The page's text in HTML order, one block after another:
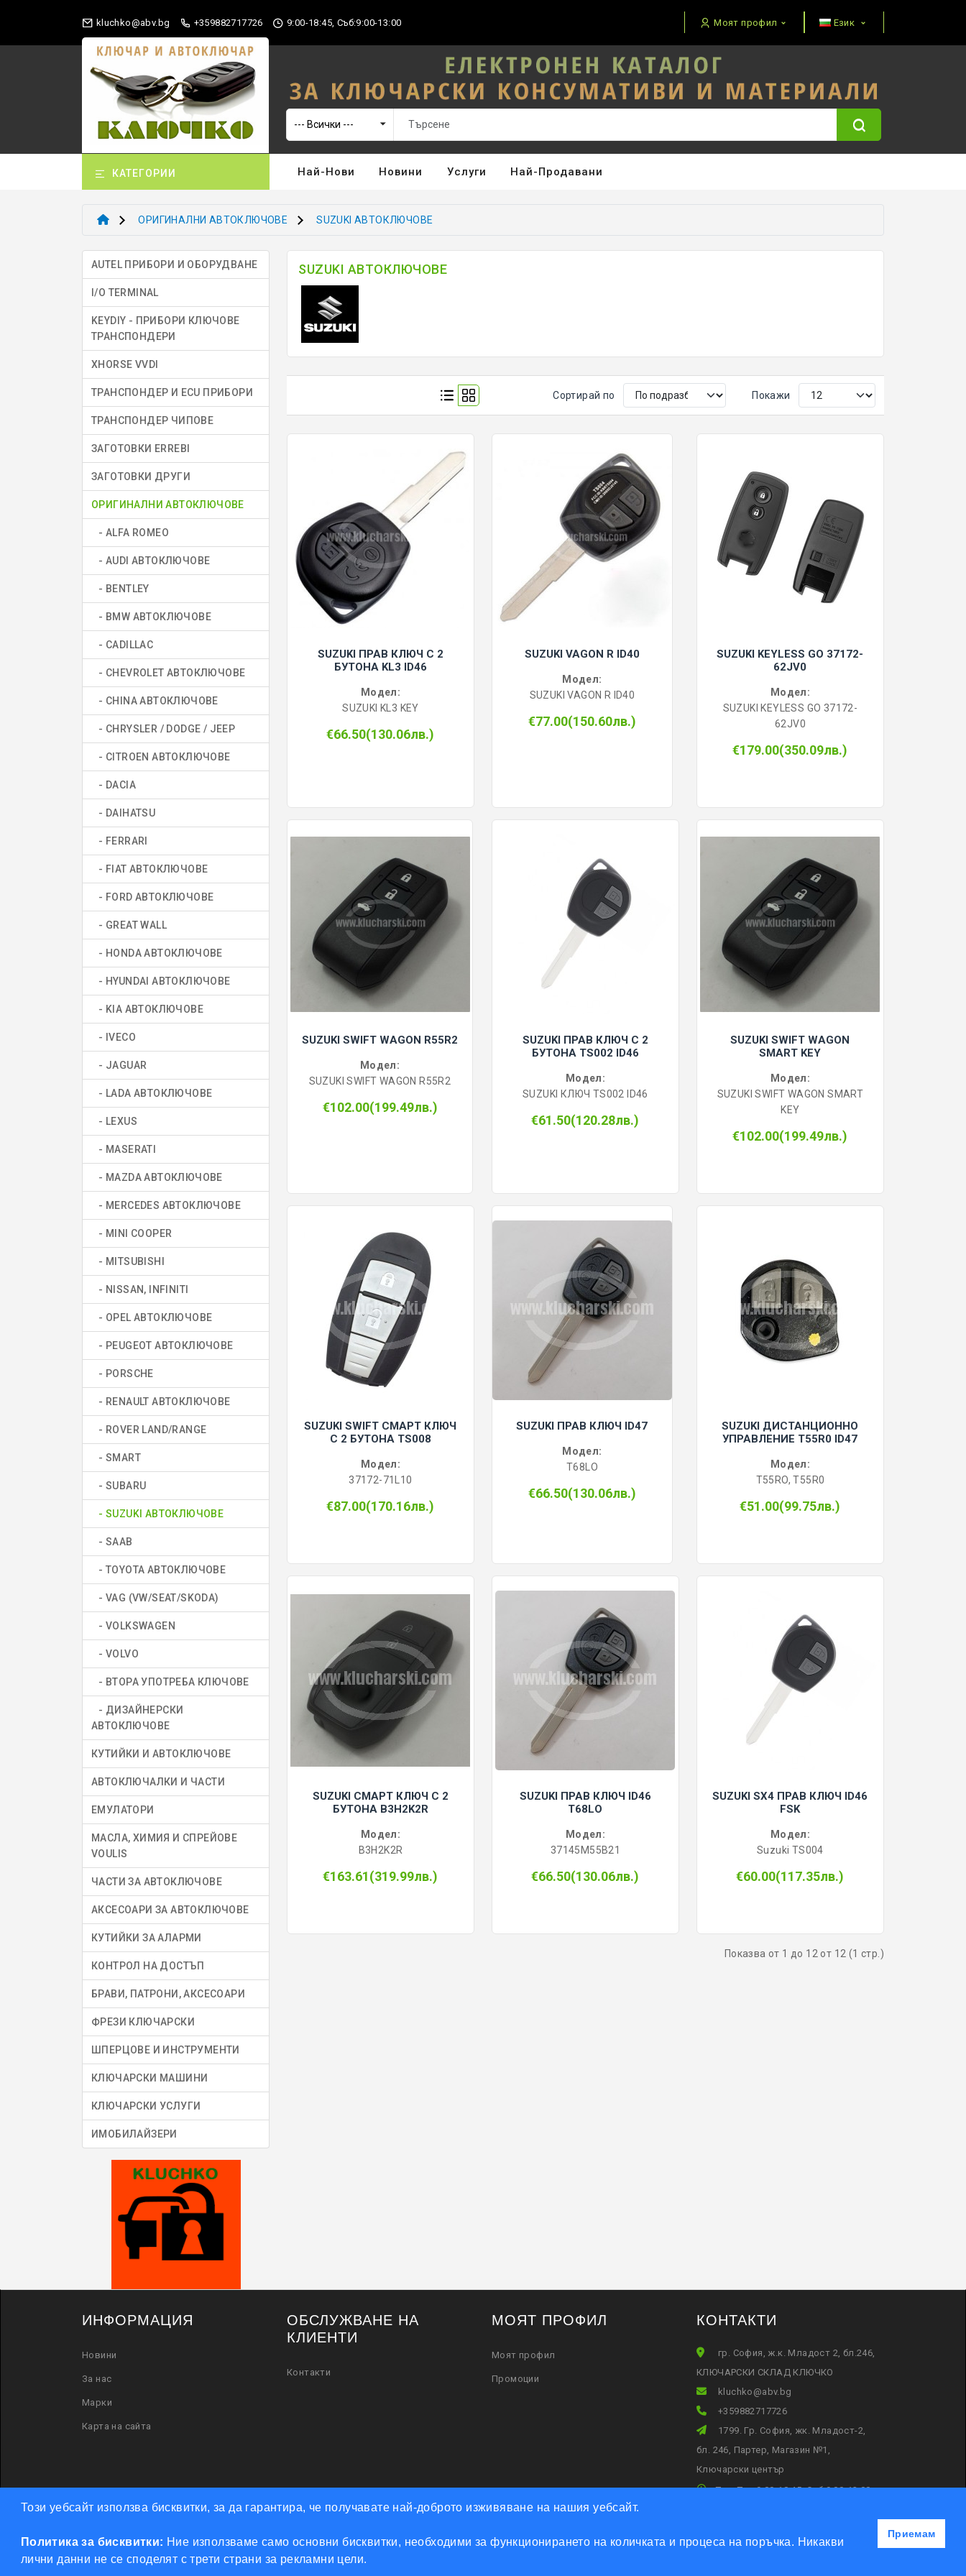
Този уебсайт използва бисквитки, за да гарантира, че получавате най-доброто изживяване на нашия уебсайт.
Политика за бисквитки: Ние използваме само основни бисквитки, необходими за функционирането на количката и процеса на поръчка. Никакви
лични данни не се споделят с трети страни за рекламни цели.
Приемам
gb.vba@okhculk +359882717726 9:00-18:45, Съб:9:00-13:00 Моят профил Език
КАТЕГОРИИ Най-Нови Новини Услуги Най-Продавани
ОРИГИНАЛНИ АВТОКЛЮЧОВЕ SUZUKI АВТОКЛЮЧОВЕ
AUTEL ПРИБОРИ И ОБОРУДВАНЕ
I/O TERMINAL
KEYDIY - ПРИБОРИ КЛЮЧОВЕ
ТРАНСПОНДЕРИ
XHORSE VVDI
ТРАНСПОНДЕР И ECU ПРИБОРИ
ТРАНСПОНДЕР ЧИПОВЕ
ЗАГОТОВКИ ERREBI
ЗАГОТОВКИ ДРУГИ
ОРИГИНАЛНИ АВТОКЛЮЧОВЕ
- ALFA ROMEO
- AUDI АВТОКЛЮЧОВЕ
- BENTLEY
- BMW АВТОКЛЮЧОВЕ
- CADILLAC
- CHEVROLET АВТОКЛЮЧОВЕ
- CHINA АВТОКЛЮЧОВЕ
- CHRYSLER / DODGE / JEEP
- CITROEN АВТОКЛЮЧОВЕ
- DACIA
- DAIHATSU
- FERRARI
- FIAT АВТОКЛЮЧОВЕ
- FORD АВТОКЛЮЧОВЕ
- GREAT WALL
- HONDA АВТОКЛЮЧОВЕ
- HYUNDAI АВТОКЛЮЧОВЕ
- KIA АВТОКЛЮЧОВЕ
- IVECO
- JAGUAR
- LADA АВТОКЛЮЧОВЕ
- LEXUS
- MASERATI
- MAZDA АВТОКЛЮЧОВЕ
- MERCEDES АВТОКЛЮЧОВЕ
- MINI COOPER
- MITSUBISHI
- NISSAN, INFINITI
- OPEL АВТОКЛЮЧОВЕ
- PEUGEOT АВТОКЛЮЧОВЕ
- PORSCHE
- RENAULT АВТОКЛЮЧОВЕ
- ROVER LAND/RANGE
- SMART
- SUBARU
- SUZUKI АВТОКЛЮЧОВЕ
- SAAB
- TOYOTA АВТОКЛЮЧОВЕ
- VAG (VW/SEAT/SKODA)
- VOLKSWAGEN
- VOLVO
- ВТОРА УПОТРЕБА КЛЮЧОВЕ
- ДИЗАЙНЕРСКИ
АВТОКЛЮЧОВЕ
КУТИЙКИ И АВТОКЛЮЧОВЕ
АВТОКЛЮЧАЛКИ И ЧАСТИ
ЕМУЛАТОРИ
МАСЛА, ХИМИЯ И СПРЕЙОВЕ
VOULIS
ЧАСТИ ЗА АВТОКЛЮЧОВЕ
АКСЕСОАРИ ЗА АВТОКЛЮЧОВЕ
КУТИЙКИ ЗА АЛАРМИ
КОНТРОЛ НА ДОСТЪП
БРАВИ, ПАТРОНИ, АКСЕСОАРИ
ФРЕЗИ КЛЮЧАРСКИ
ШПЕРЦОВЕ И ИНСТРУМЕНТИ
КЛЮЧАРСКИ МАШИНИ
КЛЮЧАРСКИ УСЛУГИ
ИМОБИЛАЙЗЕРИ
SUZUKI АВТОКЛЮЧОВЕ
Сортирай по Покажи
SUZUKI ПРАВ КЛЮЧ С 2
БУТОНА KL3 ID46
Модел:
SUZUKI KL3 KEY
€66.50(130.06лв.)
SUZUKI VAGON R ID40
Модел:
SUZUKI VAGON R ID40
€77.00(150.60лв.)
SUZUKI KEYLESS GO 37172-
62JV0
Модел:
SUZUKI KEYLESS GO 37172-
62JV0
€179.00(350.09лв.)
SUZUKI SWIFT WAGON R55R2
Модел:
SUZUKI SWIFT WAGON R55R2
€102.00(199.49лв.)
SUZUKI ПРАВ КЛЮЧ С 2
БУТОНА TS002 ID46
Модел:
SUZUKI КЛЮЧ TS002 ID46
€61.50(120.28лв.)
SUZUKI SWIFT WAGON
SMART KEY
Модел:
SUZUKI SWIFT WAGON SMART
KEY
€102.00(199.49лв.)
SUZUKI SWIFT СМАРТ КЛЮЧ
С 2 БУТОНА TS008
Модел:
37172-71L10
€87.00(170.16лв.)
SUZUKI ПРАВ КЛЮЧ ID47
Модел:
T68LO
€66.50(130.06лв.)
SUZUKI ДИСТАНЦИОННО
УПРАВЛЕНИЕ T55R0 ID47
Модел:
T55RO, T55R0
€51.00(99.75лв.)
SUZUKI СМАРТ КЛЮЧ С 2
БУТОНА B3H2K2R
Модел:
B3H2K2R
€163.61(319.99лв.)
SUZUKI ПРАВ КЛЮЧ ID46
T68LO
Модел:
37145M55B21
€66.50(130.06лв.)
SUZUKI SX4 ПРАВ КЛЮЧ ID46
FSK
Модел:
Suzuki TS004
€60.00(117.35лв.)
Показва от 1 до 12 от 12 (1 стр.)
ИНФОРМАЦИЯ
Новини
За нас
Марки
Карта на сайта
ОБСЛУЖВАНЕ НА
КЛИЕНТИ
Контакти
МОЯТ ПРОФИЛ
Моят профил
Промоции
КОНТАКТИ
гр. София, ж.к. Младост 2, бл.246,
КЛЮЧАРСКИ СКЛАД КЛЮЧКО
gb.vba@okhculk
+359882717726
1799. Гр. София, жк. Младост-2,
бл. 246, Партер, Магазин №1,
Ключарски център
Пон-Пет 9:00-18:45, Съб:9:00-13:00
Powered by Accento theme